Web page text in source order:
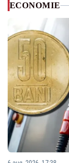
ECONOMIE